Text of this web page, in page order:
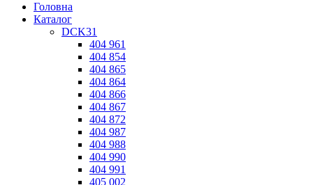
Головна
Каталог
DCK31
404 961
404 854
404 865
404 864
404 866
404 867
404 872
404 987
404 988
404 990
404 991
405 002